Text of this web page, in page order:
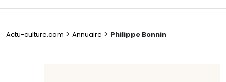
Actu-culture.com > Annuaire > Philippe Bonnin